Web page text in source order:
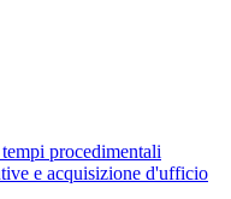
procedimentali
e acquisizione d'ufficio